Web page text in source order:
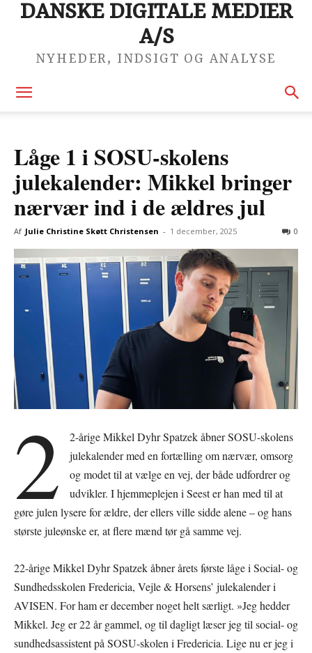
DANSKE DIGITALE MEDIER
A/S
NYHEDER, INDSIGT OG ANALYSE
Låge 1 i SOSU-skolens
julekalender: Mikkel bringer
nærvær ind i de ældres jul
Af Julie Christine Skøtt Christensen - 1 december, 2025 0
2
2-årige Mikkel Dyhr Spatzek åbner SOSU-skolens
julekalender med en fortælling om nærvær, omsorg
og modet til at vælge en vej, der både udfordrer og
udvikler. I hjemmeplejen i Seest er han med til at
gøre julen lysere for ældre, der ellers ville sidde alene – og hans
største juleønske er, at flere mænd tør gå samme vej.
22-årige Mikkel Dyhr Spatzek åbner årets første låge i Social- og
Sundhedsskolen Fredericia, Vejle & Horsens’ julekalender i
AVISEN. For ham er december noget helt særligt. »Jeg hedder
Mikkel. Jeg er 22 år gammel, og til dagligt læser jeg til social- og
sundhedsassistent på SOSU-skolen i Fredericia. Lige nu er jeg i